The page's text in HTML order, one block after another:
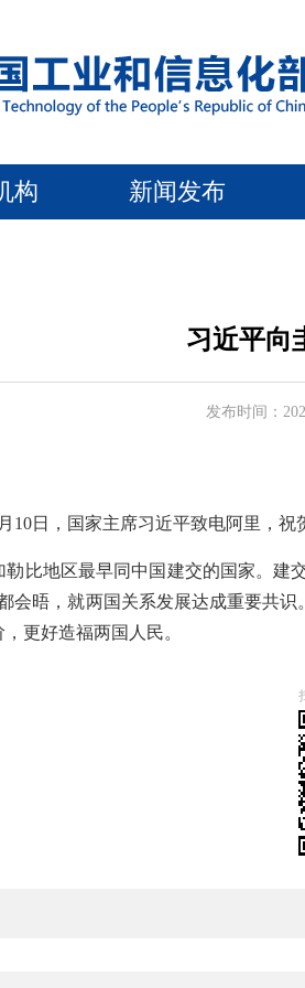
构 新闻发布
习近平向
发布时间：
10日，国家主席习近平致电阿里，祝
比地区最早同中国建交的国家。建
会晤，就两国关系发展达成重要共
更好造福两国人民。